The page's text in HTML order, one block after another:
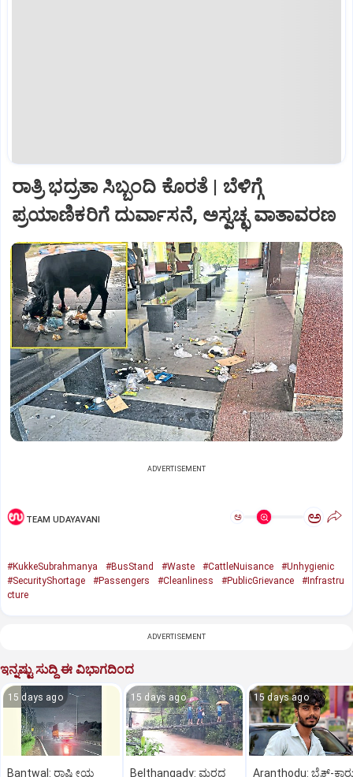
ರಾತ್ರಿ ಭದ್ರತಾ ಸಿಬ್ಬಂದಿ ಕೊರತೆ | ಬೆಳಿಗ್ಗೆ
ಪ್ರಯಾಣಿಕರಿಗೆ ದುರ್ವಾಸನೆ, ಅಸ್ವಚ್ಛ ವಾತಾವರಣ
ADVERTISEMENT
TEAM UDAYAVANI ಅ ಅ
#KukkeSubrahmanya #BusStand #Waste #CattleNuisance
#Unhygienic
#SecurityShortage
#Passengers #Cleanliness #PublicGrievance
#Infrastru
cture
ADVERTISEMENT
ಇನ್ನಷ್ಟು ಸುದ್ದಿ ಈ ವಿಭಾಗದಿಂದ
15 days ago
Bantwal: ರಾಷ್ಟ್ರೀಯ
15 days ago
Belthangady: ಮರದ
15 days ago
Aranthodu: ಬೈಕ್-